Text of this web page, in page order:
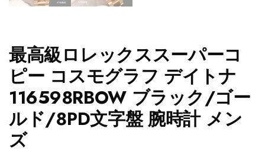
最高級ロレックススーパーコ
ピー コスモグラフ デイトナ
116598RBOW ブラック/ゴー
ルド/8PD文字盤 腕時計 メン
ズ